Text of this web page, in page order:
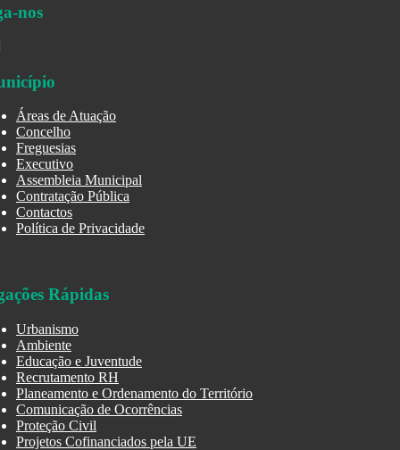
nos
Áreas de Atuação
Concelho
Freguesias
Executivo
Assembleia Municipal
Contratação Pública
Contactos
Política de Privacidade
Rápidas
Urbanismo
Ambiente
Educação e Juventude
Recrutamento RH
Planeamento e Ordenamento do Território
Comunicação de Ocorrências
Proteção Civil
Projetos Cofinanciados pela UE